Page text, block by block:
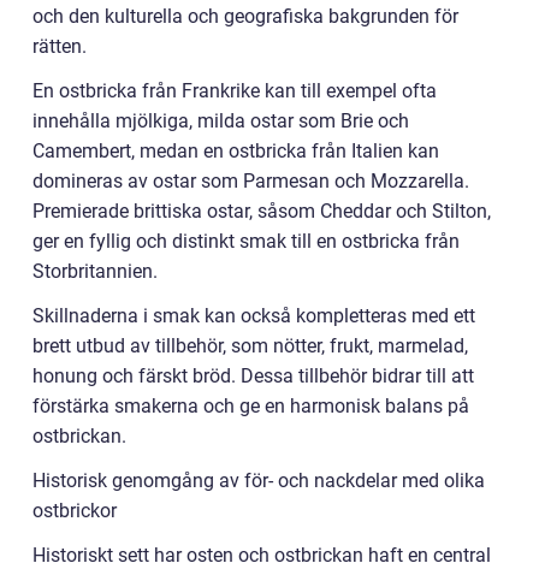
och den kulturella och geografiska bakgrunden för
rätten.
En ostbricka från Frankrike kan till exempel ofta
innehålla mjölkiga, milda ostar som Brie och
Camembert, medan en ostbricka från Italien kan
domineras av ostar som Parmesan och Mozzarella.
Premierade brittiska ostar, såsom Cheddar och Stilton,
ger en fyllig och distinkt smak till en ostbricka från
Storbritannien.
Skillnaderna i smak kan också kompletteras med ett
brett utbud av tillbehör, som nötter, frukt, marmelad,
honung och färskt bröd. Dessa tillbehör bidrar till att
förstärka smakerna och ge en harmonisk balans på
ostbrickan.
Historisk genomgång av för- och nackdelar med olika
ostbrickor
Historiskt sett har osten och ostbrickan haft en central